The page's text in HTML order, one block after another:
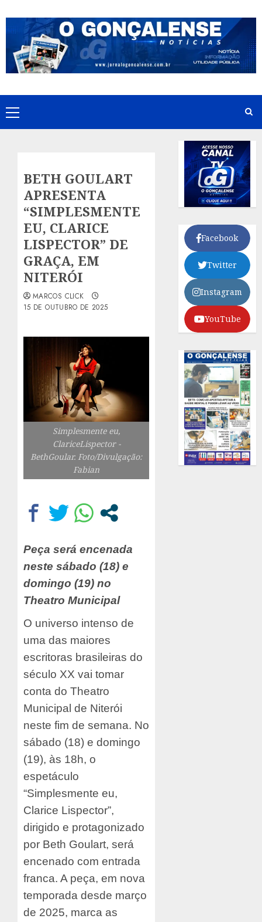
to
content
Primary
Menu
BETH GOULART
APRESENTA
“SIMPLESMENTE
EU, CLARICE
LISPECTOR” DE
GRAÇA, EM
NITERÓI
MARCOS CLICK
15 DE OUTUBRO DE 2025
Simplesmente eu,
ClariceLispector -
BethGoular. Foto/Divulgação:
Fabian
Peça será encenada
neste sábado (18) e
domingo (19) no
Theatro Municipal
O universo intenso de
uma das maiores
escritoras brasileiras do
século XX vai tomar
conta do Theatro
Municipal de Niterói
neste fim de semana. No
sábado (18) e domingo
(19), às 18h, o
espetáculo
“Simplesmente eu,
Clarice Lispector”,
dirigido e protagonizado
por Beth Goulart, será
encenado com entrada
franca. A peça, em nova
temporada desde março
de 2025, marca as
Facebook
Twitter
Instagram
YouTube